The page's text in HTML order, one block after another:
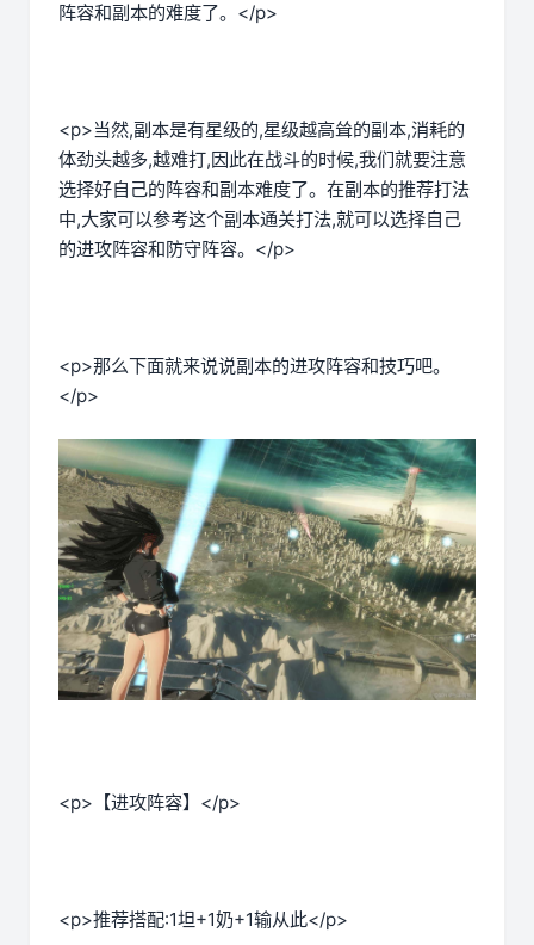
阵容和副本的难度了。</p>
<p>当然,副本是有星级的,星级越高耸的副本,消耗的
体劲头越多,越难打,因此在战斗的时候,我们就要注意
选择好自己的阵容和副本难度了。在副本的推荐打法
中,大家可以参考这个副本通关打法,就可以选择自己
的进攻阵容和防守阵容。</p>
<p>那么下面就来说说副本的进攻阵容和技巧吧。
</p>
<p>【进攻阵容】</p>
<p>推荐搭配:1坦+1奶+1输从此</p>